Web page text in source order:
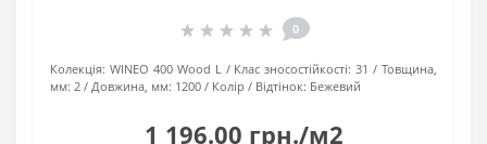
0
Колекція: WINEO 400 Wood L Клас зносостійкості: 31
Товщина,
мм: 2 Довжина, мм: 1200 Колір / Відтінок: Бежевий
1 196.00 грн./м2